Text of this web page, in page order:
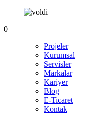
0
Projeler
Kurumsal
Servisler
Markalar
Kariyer
Blog
E-Ticaret
Kontak